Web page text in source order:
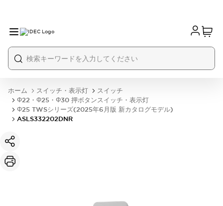
ホーム スイッチ・表示灯
スイッチ
Φ22・Φ25・Φ30 押ボタンスイッチ・表示灯
Φ25 TWSシリーズ(2025年6月版 新カタログモデル)
ASLS332202DNR